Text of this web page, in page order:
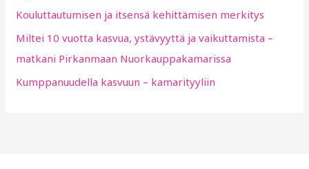
:Kouluttautumisen ja itsensä kehittämisen merkitys
Miltei 10 vuotta kasvua, ystävyyttä ja vaikuttamista –
matkani Pirkanmaan Nuorkauppakamarissa
Kumppanuudella kasvuun – kamarityyliin